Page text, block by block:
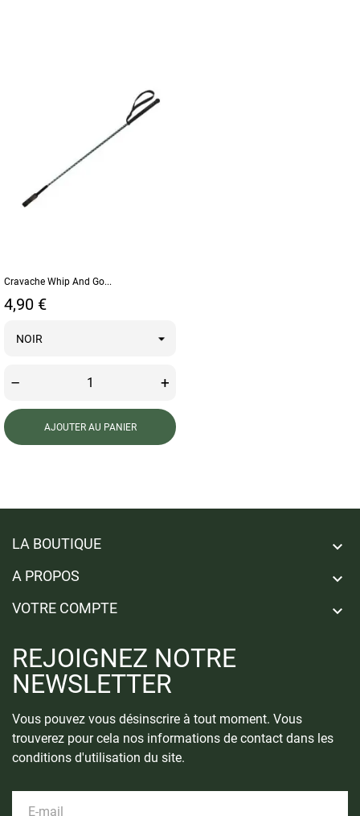
Cravache Whip And Go...
Prix
4,90 €
– +
AJOUTER AU PANIER
LA BOUTIQUE 
A PROPOS 
VOTRE COMPTE 
REJOIGNEZ NOTRE
NEWSLETTER
Vous pouvez vous désinscrire à tout moment. Vous
trouverez pour cela nos informations de contact dans les
conditions d'utilisation du site.